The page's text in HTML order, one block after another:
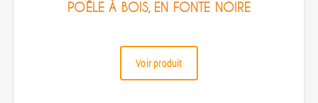
POÊLE À BOIS, EN FONTE NOIRE
Voir produit